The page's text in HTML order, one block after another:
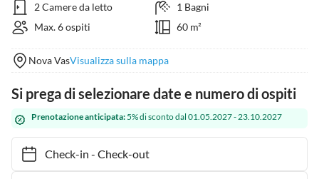
2 Camere da letto
1 Bagni
Max. 6 ospiti
60 m²
Nova VasVisualizza sulla mappa
Si prega di selezionare date e numero di ospiti
Prenotazione anticipata:5% di sconto dal 01.05.2027 - 23.10.2027
Check-in- Check-out